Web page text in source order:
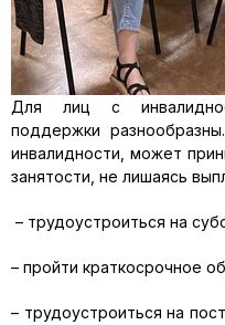
Для лиц с
поддержки
инвалидности, может
занятости, не лишаясь
– трудоустроиться на
– пройти краткосрочное
– трудоустроиться на